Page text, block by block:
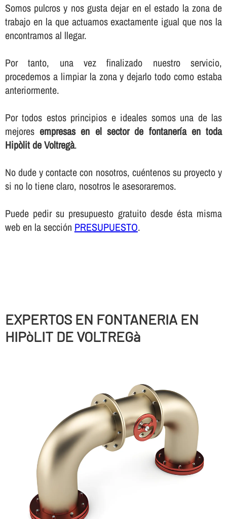
Somos pulcros y nos gusta dejar en el estado la zona de
trabajo en la que actuamos exactamente igual que nos la
encontramos al llegar.
Por tanto, una vez finalizado nuestro servicio,
procedemos a limpiar la zona y dejarlo todo como estaba
anteriormente.
Por todos estos principios e ideales somos una de las
mejoresempresas en el sector de fontanerí­a en toda
Hipòlit de Voltregà.
No dude y contacte con nosotros, cuéntenos su proyecto y
si no lo tiene claro, nosotros le asesoraremos.
Puede pedir su presupuesto gratuito desde ésta misma
web en la sección PRESUPUESTO.
EXPERTOS EN FONTANERIA EN
HIPòLIT DE VOLTREGà